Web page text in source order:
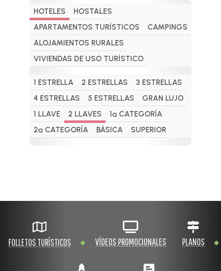
HOTELES
HOSTALES
APARTAMENTOS TURÍSTICOS
CAMPINGS
ALOJAMIENTOS RURALES
VIVIENDAS DE USO TURÍSTICO
1 ESTRELLA 2 ESTRELLAS
3 ESTRELLAS
4 ESTRELLAS
5 ESTRELLAS
GRAN LUJO
1 LLAVE
2 LLAVES
1ª CATEGORÍA
2ª CATEGORÍA
BÁSICA SUPERIOR
FOLLETOS TURÍSTICOS VÍDEOS PROMOCIONALES PLANOS